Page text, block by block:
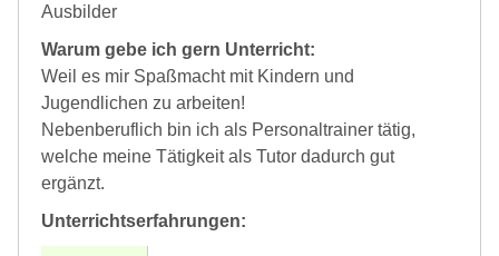
Ausbilder
Warum gebe ich gern Unterricht:
Weil es mir Spaßmacht mit Kindern und
Jugendlichen zu arbeiten!
Nebenberuflich bin ich als Personaltrainer tätig,
welche meine Tätigkeit als Tutor dadurch gut
ergänzt.
Unterrichtserfahrungen: